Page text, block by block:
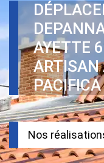
AYETTE
ARTISAN
PACIFICA
Nos